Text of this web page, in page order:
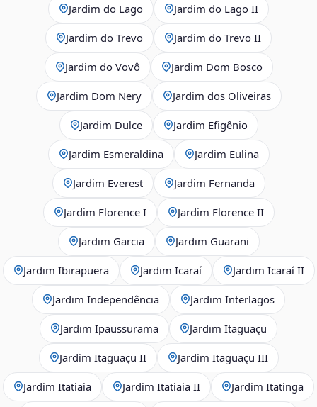
Jardim do Lago Jardim do Lago II
Jardim do Trevo Jardim do Trevo II
Jardim do Vovô Jardim Dom Bosco
Jardim Dom Nery Jardim dos Oliveiras
Jardim Dulce Jardim Efigênio
Jardim Esmeraldina Jardim Eulina
Jardim Everest Jardim Fernanda
Jardim Florence I Jardim Florence II
Jardim Garcia Jardim Guarani
Jardim Ibirapuera Jardim Icaraí Jardim Icaraí II
Jardim Independência Jardim Interlagos
Jardim Ipaussurama Jardim Itaguaçu
Jardim Itaguaçu II Jardim Itaguaçu III
Jardim Itatiaia Jardim Itatiaia II Jardim Itatinga